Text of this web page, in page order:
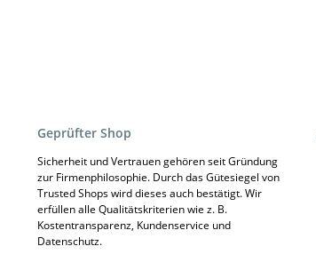
Geprüfter Shop
Sicherheit und Vertrauen gehören seit Gründung
zur Firmenphilosophie. Durch das Gütesiegel von
Trusted Shops wird dieses auch bestätigt. Wir
erfüllen alle Qualitätskriterien wie z. B.
Kostentransparenz, Kundenservice und
Datenschutz.